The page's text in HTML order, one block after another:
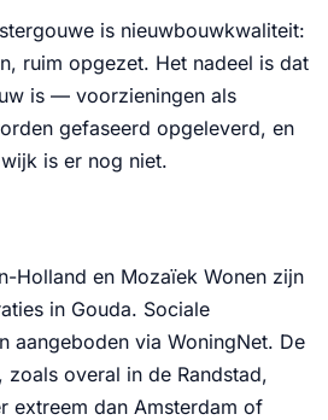
is nieuwbouwkwaliteit:
ruim opgezet. Het nadeel is dat
is — voorzieningen als
gefaseerd opgeleverd, en
is er nog niet.
Holland en Mozaïek Wonen zijn
in Gouda. Sociale
aangeboden via WoningNet. De
overal in de Randstad,
extreem dan Amsterdam of